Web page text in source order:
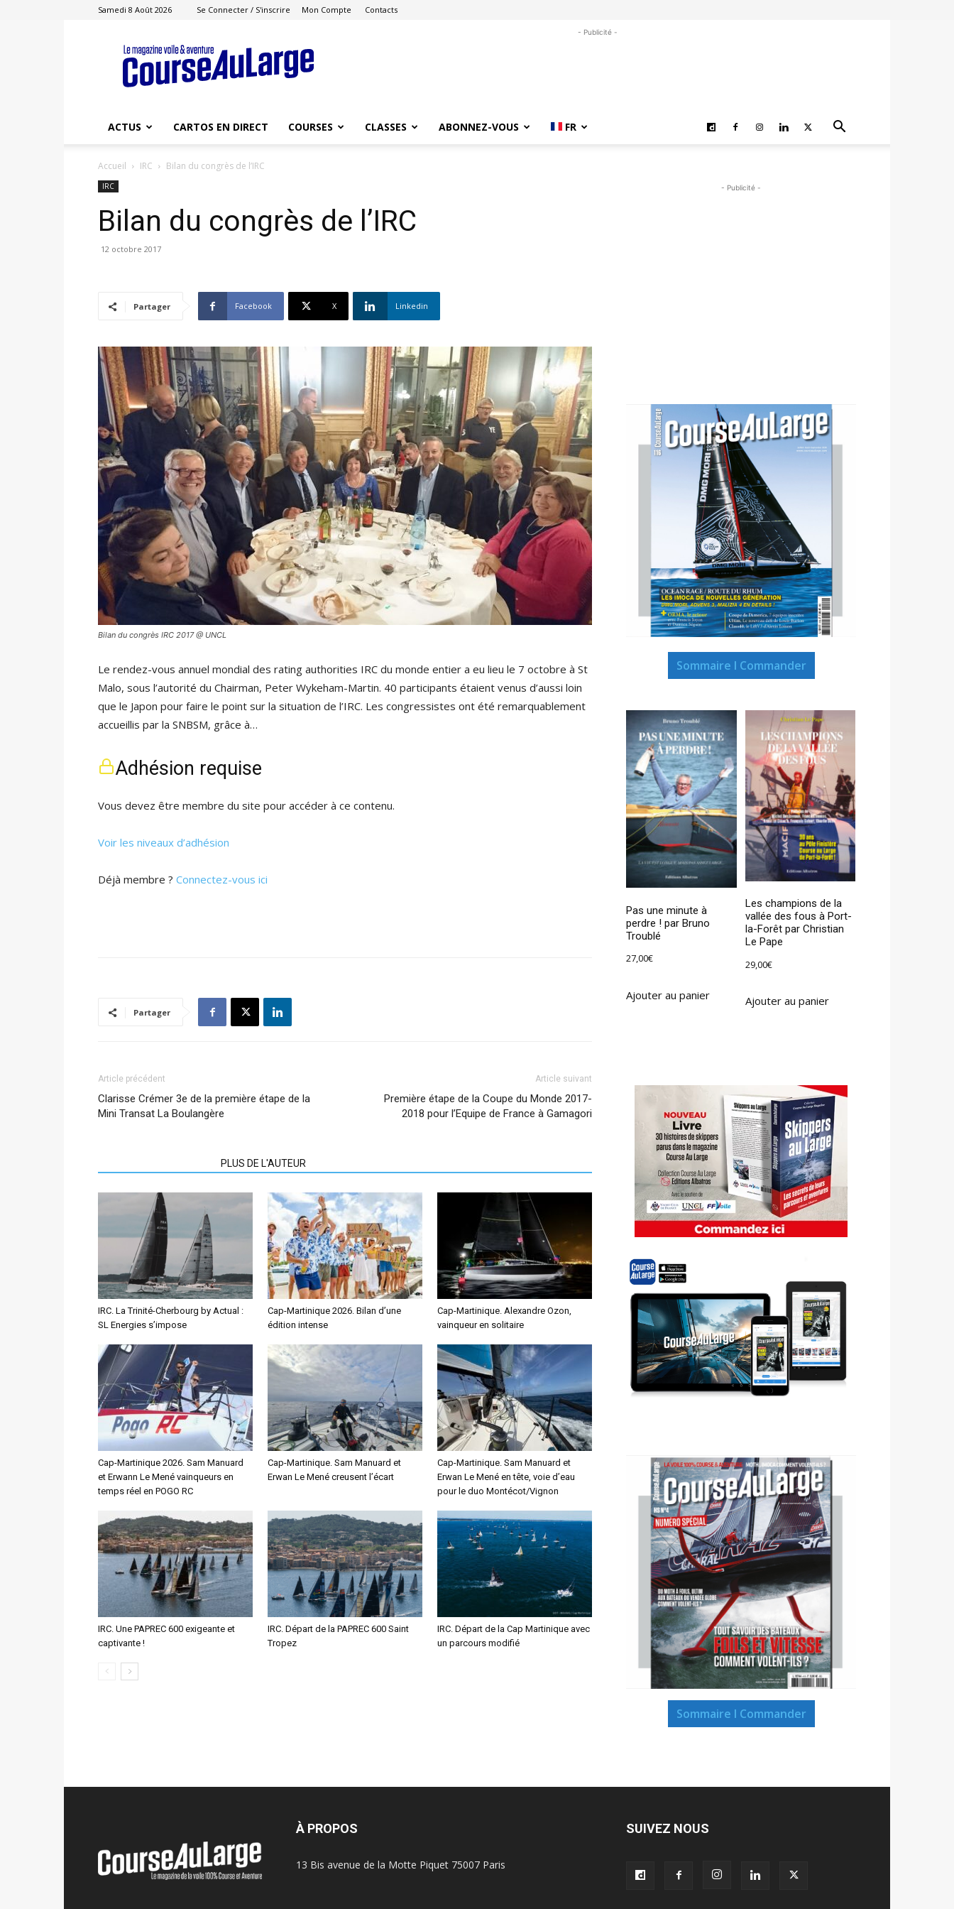
Samedi 8 Août 2026 Se Connecter / S'inscrire Mon Compte Contacts
Course
au
Large
- Publicité -
ACTUS CARTOS EN DIRECT COURSES CLASSES ABONNEZ-VOUS FR
Accueil IRC Bilan du congrès de l’IRC
IRC
Bilan du congrès de l’IRC
12 octobre 2017
Partager Facebook X Linkedin
Bilan du congrès IRC 2017 @ UNCL
Le rendez-vous annuel mondial des rating authorities IRC du monde entier a eu lieu le 7 octobre à St
Malo, sous l’autorité du Chairman, Peter Wykeham-Martin. 40 participants étaient venus d’aussi loin
que le Japon pour faire le point sur la situation de l’IRC. Les congressistes ont été remarquablement
accueillis par la SNBSM, grâce à…
Adhésion requise
Vous devez être membre du site pour accéder à ce contenu.
Voir les niveaux d’adhésion
Déjà membre ? Connectez-vous ici
Partager
Article précédent
Clarisse Crémer 3e de la première étape de la
Mini Transat La Boulangère
Article suivant
Première étape de la Coupe du Monde 2017-
2018 pour l’Equipe de France à Gamagori
PLUS DE L'AUTEUR
IRC. La Trinité-Cherbourg by Actual :
SL Energies s’impose
Cap-Martinique 2026. Bilan d’une
édition intense
Cap-Martinique. Alexandre Ozon,
vainqueur en solitaire
Cap-Martinique 2026. Sam Manuard
et Erwann Le Mené vainqueurs en
temps réel en POGO RC
Cap-Martinique. Sam Manuard et
Erwan Le Mené creusent l’écart
Cap-Martinique. Sam Manuard et
Erwan Le Mené en tête, voie d’eau
pour le duo Montécot/Vignon
IRC. Une PAPREC 600 exigeante et
captivante !
IRC. Départ de la PAPREC 600 Saint
Tropez
IRC. Départ de la Cap Martinique avec
un parcours modifié
- Publicité -
Sommaire I Commander
Pas une minute à
perdre ! par Bruno
Troublé
27,00€
Ajouter au panier
Les champions de la
vallée des fous à Port-
la-Forêt par Christian
Le Pape
29,00€
Ajouter au panier
Sommaire I Commander
À PROPOS
13 Bis avenue de la Motte Piquet 75007 Paris
SUIVEZ NOUS